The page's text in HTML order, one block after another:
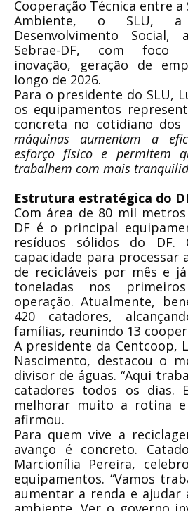
Cooperação Técnica entre
Ambiente, o SLU, a
Desenvolvimento
Sebrae-DF, com foco
inovação, geração de
longo de 2026.
Para o presidente do SLU,
os equipamentos
concreta no cotidiano dos
máquinas aumentam a
esforço físico e permitem
trabalhem com mais
Estrutura estratégica do
Com área de 80 mil metros
DF é o principal
resíduos sólidos do DF.
capacidade para processar
de recicláveis por mês e
toneladas nos
operação. Atualmente,
420 catadores,
famílias, reunindo 13
A presidente da Centcoop,
Nascimento, destacou o
divisor de águas. “Aqui
catadores todos os dias.
melhorar muito a rotina e
afirmou.
Para quem vive a
avanço é concreto.
Marcionília Pereira,
equipamentos. “Vamos
aumentar a renda e ajudar